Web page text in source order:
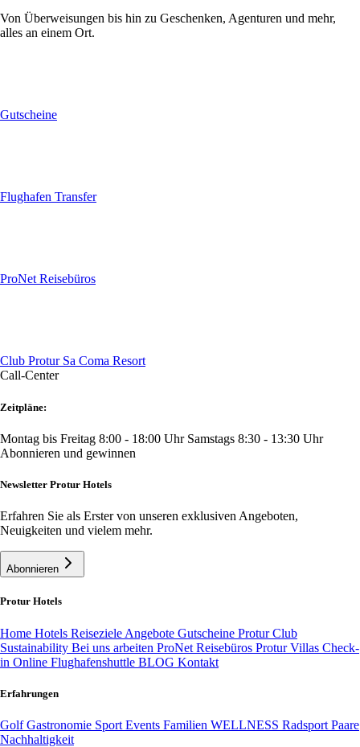
Von Überweisungen bis hin zu Geschenken, Agenturen und mehr,
alles an einem Ort.
Gutscheine
Flughafen Transfer
ProNet Reisebüros
Club Protur Sa Coma Resort
Call-Center
Zeitpläne:
Montag bis Freitag 8:00 - 18:00 Uhr Samstags 8:30 - 13:30 Uhr
Abonnieren und gewinnen
Newsletter Protur Hotels
Erfahren Sie als Erster von unseren exklusiven Angeboten,
Neuigkeiten und vielem mehr.
Abonnieren
Protur Hotels
Home Hotels Reiseziele Angebote Gutscheine Protur Club
Sustainability Bei uns arbeiten ProNet Reisebüros Protur Villas Check-
in Online Flughafenshuttle BLOG Kontakt
Erfahrungen
GolfGastronomie Sport Events Familien WELLNESS Radsport Paare
Nachhaltigkeit